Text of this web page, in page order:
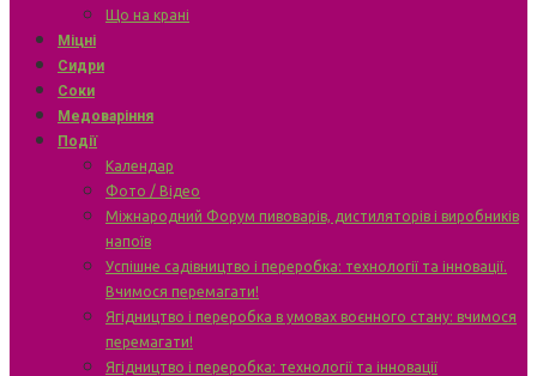
Що на крані
Міцні
Сидри
Соки
Медоваріння
Події
Календар
Фото / Відео
Міжнародний Форум пивоварів, дистиляторів і виробників
напоїв
Успішне садівництво і переробка: технології та інновації.
Вчимося перемагати!
Ягідництво і переробка в умовах воєнного стану: вчимося
перемагати!
Ягідництво і переробка: технології та інновації